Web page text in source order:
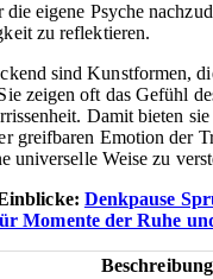
die eigene Psyche
zu reflektieren.
sind Kunstformen,
zeigen oft das Gefühl
Damit bieten
greifbaren Emotion der
universelle Weise zu
Denkpause
Momente der Ruhe
Beschreibung